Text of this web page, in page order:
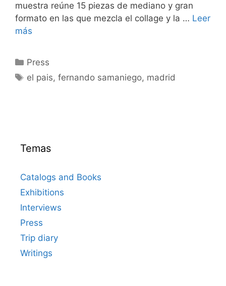
muestra reúne 15 piezas de mediano y gran
formato en las que mezcla el collage y la … Leer
más
Categorías
Press
Etiquetas
el pais,fernando samaniego, madrid
Temas
Catalogs and Books
Exhibitions
Interviews
Press
Trip diary
Writings